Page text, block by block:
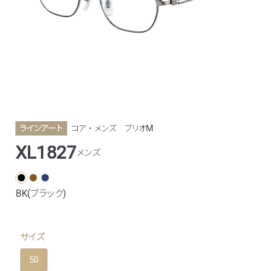
ラインアート コア ・ メンズ ブリオM
XL1827メンズ
BK(ブラック)
サイズ
50